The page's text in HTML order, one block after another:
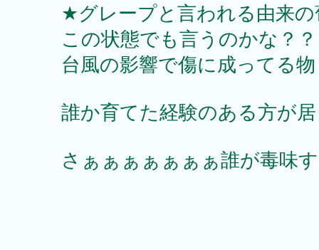
★グレープと言われる由来
この状態でも言うのかな？？
台風の影響で傷に成ってる
誰か育てた経験のある方が
さぁぁぁぁぁぁぁ誰が毒味